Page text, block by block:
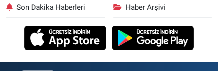
Son Dakika Haberleri Haber Arşivi